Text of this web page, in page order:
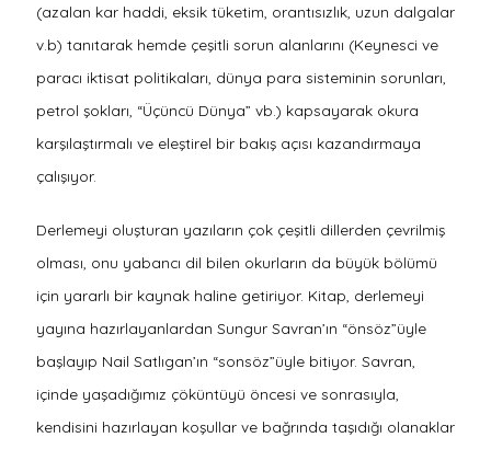
(azalan kar haddi, eksik tüketim, orantısızlık, uzun dalgalar
v.b) tanıtarak hemde çeşitli sorun alanlarını (Keynesci ve
paracı iktisat politikaları, dünya para sisteminin sorunları,
petrol şokları, “Üçüncü Dünya” vb.) kapsayarak okura
karşılaştırmalı ve eleştirel bir bakış açısı kazandırmaya
çalışıyor.
Derlemeyi oluşturan yazıların çok çeşitli dillerden çevrilmiş
olması, onu yabancı dil bilen okurların da büyük bölümü
için yararlı bir kaynak haline getiriyor. Kitap, derlemeyi
yayına hazırlayanlardan Sungur Savran’ın “önsöz”üyle
başlayıp Nail Satlıgan’ın “sonsöz”üyle bitiyor. Savran,
içinde yaşadığımız çöküntüyü öncesi ve sonrasıyla,
kendisini hazırlayan koşullar ve bağrında taşıdığı olanaklar